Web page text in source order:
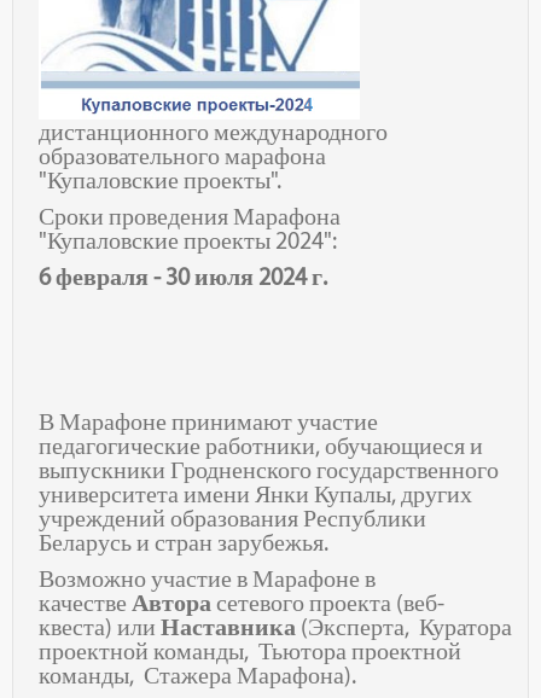
дистанционного международного
образовательного марафона
"Купаловские проекты".
Сроки проведения Марафона
"Купаловские проекты 2024":
6 февраля - 30 июля 2024 г.
В Марафоне принимают участие
педагогические работники, обучающиеся и
выпускники Гродненского государственного
университета имени Янки Купалы, других
учреждений образования Республики
Беларусь и стран зарубежья.
Возможно участие в Марафоне в
качестве Авторасетевого проекта (веб-
квеста) или Наставника (Эксперта, Куратора
проектной команды, Тьютора проектной
команды, Стажера Марафона).